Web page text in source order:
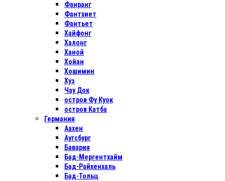
Фанранг
Фантхиет
Фантьет
Хайфонг
Халонг
Ханой
Хойан
Хошимин
Хуэ
Чау Док
остров Фу Куок
остров Катба
Германия
Аахен
Аугсбург
Бавария
Бад-Мергентхайм
Бад-Райхенхаль
Бад-Тольц